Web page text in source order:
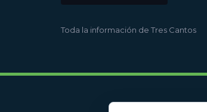
Toda la información de Tres Cantos